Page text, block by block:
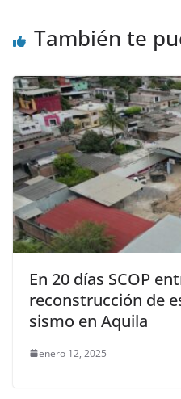
También te
En 20 días SCOP
reconstrucción de
sismo en Aquila
enero 12, 2025